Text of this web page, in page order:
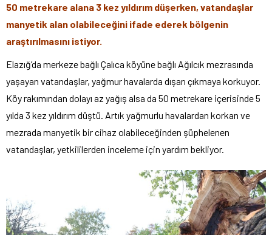
50 metrekare alana 3 kez yıldırım düşerken, vatandaşlar
manyetik alan olabileceğini ifade ederek bölgenin
araştırılmasını istiyor.
Elazığ’da merkeze bağlı Çalıca köyüne bağlı Ağılcık mezrasında
yaşayan vatandaşlar, yağmur havalarda dışarı çıkmaya korkuyor.
Köy rakımından dolayı az yağış alsa da 50 metrekare içerisinde 5
yılda 3 kez yıldırım düştü. Artık yağmurlu havalardan korkan ve
mezrada manyetik bir cihaz olabileceğinden şüphelenen
vatandaşlar, yetkililerden inceleme için yardım bekliyor.